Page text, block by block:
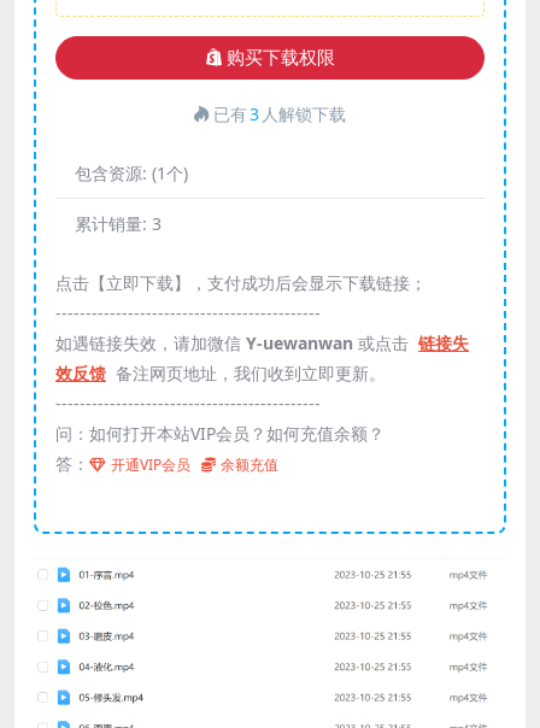
购买下载权限
已有3 人解锁下载
包含资源: (1个)
累计销量: 3
点击【立即下载】，支付成功后会显示下载链接；
--------------------------------------------
如遇链接失效，请加微信 Y-uewanwan 或点击 链接失
效反馈 备注网页地址，我们收到立即更新。
--------------------------------------------
问：如何打开本站VIP会员？如何充值余额？
答：
开通VIP会员 余额充值